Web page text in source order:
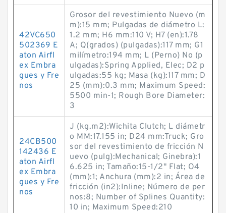
42VC650
502369 E
aton Airfl
ex Embra
gues y Fre
nos
Grosor del revestimiento Nuevo (m
m):15 mm; Pulgadas de diámetro L:
1.2 mm; H6 mm:110 V; H7 (en):1.78
A; Q(grados) (pulgadas):117 mm; G1
milímetro:194 mm; L (Perno) No (p
ulgadas):Spring Applied, Elec; D2 p
ulgadas:55 kg; Masa (kg):117 mm; D
25 (mm):0.3 mm; Maximum Speed:
5500 min-1; Rough Bore Diameter:
3
24CB500
142436 E
aton Airfl
ex Embra
gues y Fre
nos
J (kg.m2):Wichita Clutch; L diámetr
o MM:17.155 in; D24 mm:Truck; Gro
sor del revestimiento de fricción N
uevo (pulg):Mechanical; Ginebra):1
6.625 in; Tamaño:15-1/2" Flat; O4
(mm):1; Anchura (mm):2 in; Área de
fricción (in2):Inline; Número de per
nos:8; Number of Splines Quantity:
10 in; Maximum Speed:210